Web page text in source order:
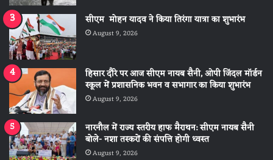
सीएम मोहन यादव ने किया तिरंगा यात्रा का शुभारंभ
August 9, 2026
हिसार दौरे पर आज सीएम नायब सैनी, ओपी जिंदल मॉर्डन
स्कूल में प्रशासनिक भवन व सभागार का किया शुभारंभ
August 9, 2026
नारनौल में राज्य स्तरीय हाफ मैराथन: सीएम नायब सैनी
बोले- नशा तस्करों की संपत्ति होगी ध्वस्त
August 9, 2026